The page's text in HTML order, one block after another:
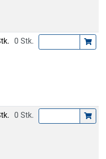
0 Stk.
0 Stk.